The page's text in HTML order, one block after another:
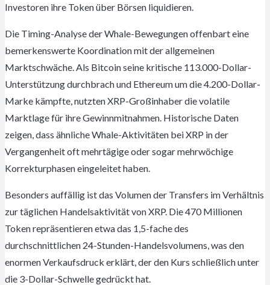
Investoren ihre Token über Börsen liquidieren.
Die Timing-Analyse der Whale-Bewegungen offenbart eine
bemerkenswerte Koordination mit der allgemeinen
Marktschwäche. Als Bitcoin seine kritische 113.000-Dollar-
Unterstützung durchbrach und Ethereum um die 4.200-Dollar-
Marke kämpfte, nutzten XRP-Großinhaber die volatile
Marktlage für ihre Gewinnmitnahmen. Historische Daten
zeigen, dass ähnliche Whale-Aktivitäten bei XRP in der
Vergangenheit oft mehrtägige oder sogar mehrwöchige
Korrekturphasen eingeleitet haben.
Besonders auffällig ist das Volumen der Transfers im Verhältnis
zur täglichen Handelsaktivität von XRP. Die 470 Millionen
Token repräsentieren etwa das 1,5-fache des
durchschnittlichen 24-Stunden-Handelsvolumens, was den
enormen Verkaufsdruck erklärt, der den Kurs schließlich unter
die 3-Dollar-Schwelle gedrückt hat.